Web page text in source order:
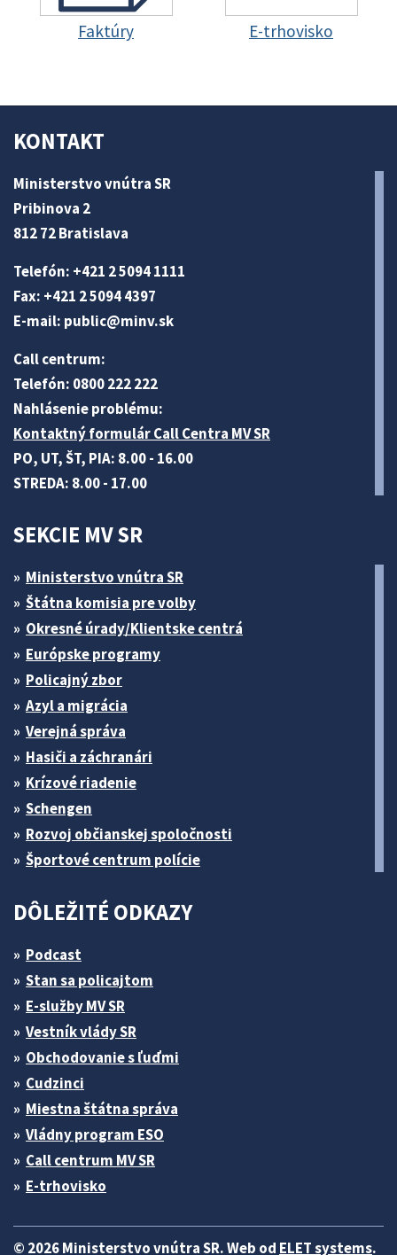
Faktúry E-trhovisko
KONTAKT
Ministerstvo vnútra SR
Pribinova 2
812 72 Bratislava
Telefón: +421 2 5094 1111
Fax: +421 2 5094 4397
E-mail: public@minv.sk
Call centrum:
Telefón: 0800 222 222
Nahlásenie problému:
Kontaktný formulár Call Centra MV SR
PO, UT, ŠT, PIA: 8.00 - 16.00
STREDA: 8.00 - 17.00
SEKCIE MV SR
Ministerstvo vnútra SR
Štátna komisia pre volby
Okresné úrady/Klientske centrá
Európske programy
Policajný zbor
Azyl a migrácia
Verejná správa
Hasiči a záchranári
Krízové riadenie
Schengen
Rozvoj občianskej spoločnosti
Športové centrum polície
DÔLEŽITÉ ODKAZY
Podcast
Stan sa policajtom
E-služby MV SR
Vestník vlády SR
Obchodovanie s ľuďmi
Cudzinci
Miestna štátna správa
Vládny program ESO
Call centrum MV SR
E-trhovisko
© 2026 Ministerstvo vnútra SR. Web od ELET systems.